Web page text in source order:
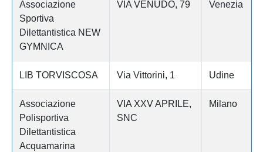
Associazione
Sportiva
Dilettantistica NEW
GYMNICA
VIA VENUDO, 79 Venezia
LIB TORVISCOSA Via Vittorini, 1 Udine
Associazione
Polisportiva
Dilettantistica
Acquamarina
VIA XXV APRILE,
SNC
Milano